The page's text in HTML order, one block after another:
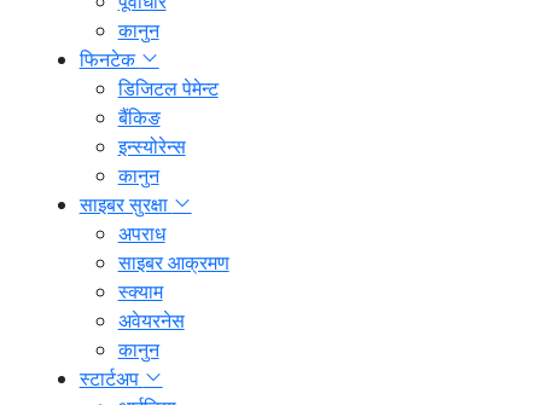
कानुन
फिनटेक
डिजिटल पेमेन्ट
बैंकिङ
इन्स्योरेन्स
कानुन
साइबर सुरक्षा
अपराध
साइबर आक्रमण
स्क्याम
अवेयरनेस
कानुन
स्टार्टअप